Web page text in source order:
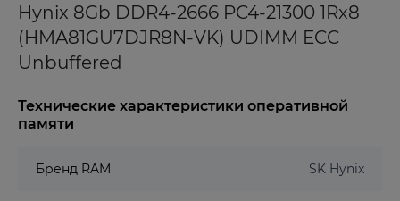
Hynix 8Gb DDR4-2666 PC4-21300 1Rx8
(HMA81GU7DJR8N-VK) UDIMM ECC
Unbuffered
Технические характеристики оперативной
памяти
Бренд RAM SK Hynix